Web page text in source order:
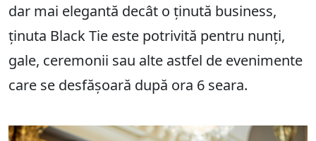
dar mai elegantă decât o ținută business,
ținuta Black Tie este potrivită pentru nunți,
gale, ceremonii sau alte astfel de evenimente
care se desfășoară după ora 6 seara.